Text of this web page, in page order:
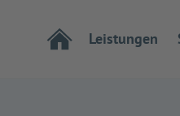
Leistungen